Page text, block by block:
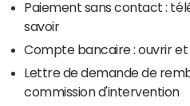
Paiement sans contact :
savoir
Compte bancaire : ouvrir
Lettre de demande de
commission d'intervention